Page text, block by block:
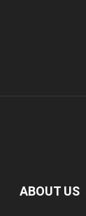
ABOUT US